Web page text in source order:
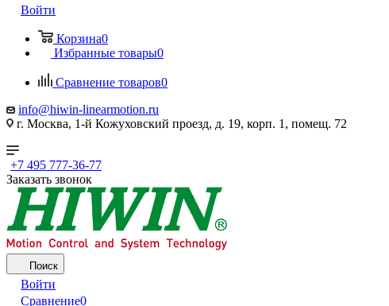
Войти
Корзина0
Избранные товары0
Сравнение товаров0
info@hiwin-linearmotion.ru
г. Москва, 1-й Кожуховский проезд, д. 19, корп. 1, помещ. 72
+7 495 777-36-77
Заказать звонок
Поиск
Войти
Сравнение0